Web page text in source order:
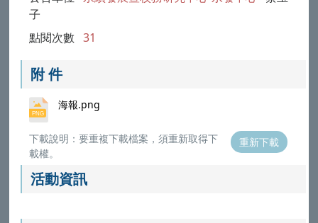
子
點閱次數 31
附 件
海報.png
下載說明：要重複下載檔案，須重新取得下
載權。
重新下載
活動資訊